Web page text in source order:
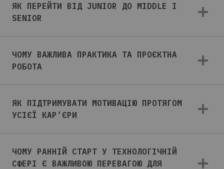
ЯК ПЕРЕЙТИ ВІД JUNIOR ДО MIDDLE І
SENIOR
ЧОМУ ВАЖЛИВА ПРАКТИКА ТА ПРОЄКТНА
РОБОТА
ЯК ПІДТРИМУВАТИ МОТИВАЦІЮ ПРОТЯГОМ
УСІЄЇ КАР’ЄРИ
ЧОМУ РАННІЙ СТАРТ У ТЕХНОЛОГІЧНІЙ
СФЕРІ Є ВАЖЛИВОЮ ПЕРЕВАГОЮ ДЛЯ